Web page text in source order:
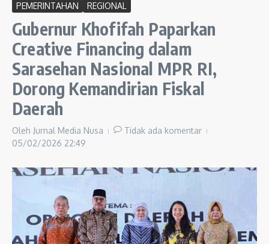
PEMERINTAHAN REGIONAL
Gubernur Khofifah Paparkan
Creative Financing dalam
Sarasehan Nasional MPR RI,
Dorong Kemandirian Fiskal
Daerah
Oleh Jurnal Media Nusa
Tidak ada komentar
05/02/2026 22:49